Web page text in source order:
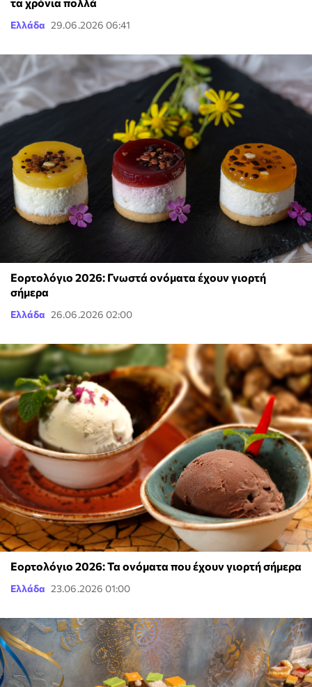
Ελλάδα 29.06.2026 06:41
Εορτολόγιο 2026: Γνωστά ονόματα έχουν γιορτή
σήμερα
Ελλάδα 26.06.2026 02:00
Εορτολόγιο 2026: Τα ονόματα που έχουν γιορτή σήμερα
Ελλάδα 23.06.2026 01:00